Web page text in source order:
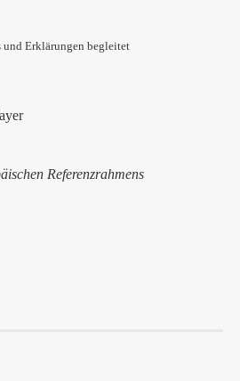
Erklärungen begleitet
Referenzrahmens